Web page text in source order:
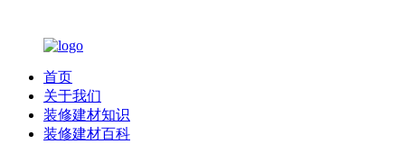
首页
关于我们
装修建材知识
装修建材百科